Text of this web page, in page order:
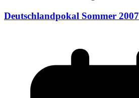
Deutschlandpokal Sommer 2007